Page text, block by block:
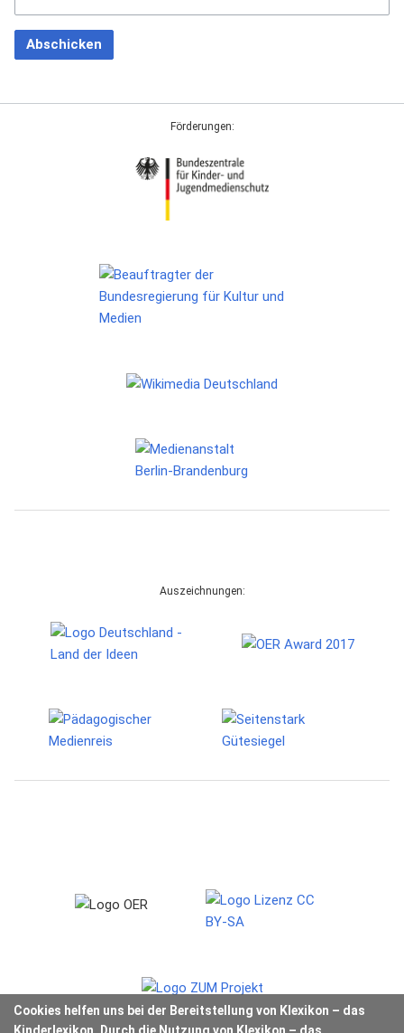
Abschicken
Cookies helfen uns bei der Bereitstellung von Klexikon – das
Förderungen:
Auszeichnungen: